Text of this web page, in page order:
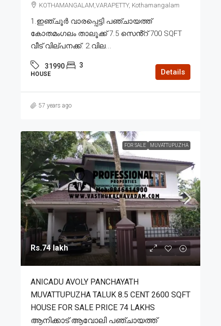
KOTHAMANGALAM,VARAPETTY, Kothamangalam
1.ഇഞ്ചൂർ വാരപ്പെട്ടി പഞ്ചായത്ത്
കോതമംഗലം താലൂക്ക് 7.5 സെൻ്റ് 700 SQFT
വീട് വില്പനക്ക്. 2.വില...
31990 3
HOUSE Details
57 years ago
FOR SALE MUVATTUPUZHA
Rs.74 lakh
ANICADU AVOLY PANCHAYATH
MUVATTUPUZHA TALUK 8.5 CENT 2600 SQFT
HOUSE FOR SALE PRICE 74 LAKHS
ആനിക്കാട് ആവോലി പഞ്ചായത്ത്